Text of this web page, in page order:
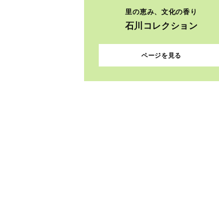
里の恵み、文化の香り
石川コレクション
ページを見る